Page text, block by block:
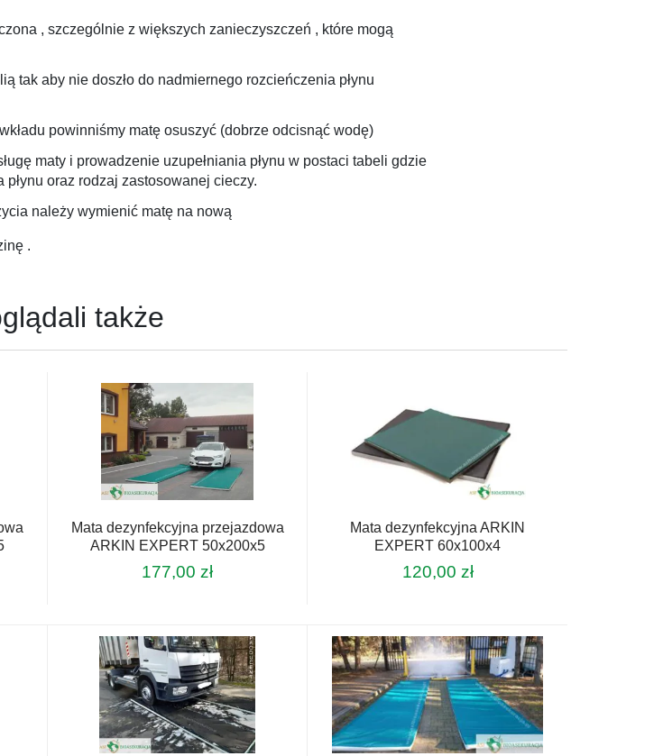
, szczególnie z większych zanieczyszczeń , które mogą
tak aby nie doszło do nadmiernego rozcieńczenia płynu
powinniśmy matę osuszyć (dobrze odcisnąć wodę)
maty i prowadzenie uzupełniania płynu w postaci tabeli gdzie
oraz rodzaj zastosowanej cieczy.
należy wymienić matę na nową
.
także
Mata dezynfekcyjna przejazdowa
ARKIN EXPERT 50x200x5
177,00zł
Mata dezynfekcyjna ARKIN
EXPERT 60x100x4
120,00 zł